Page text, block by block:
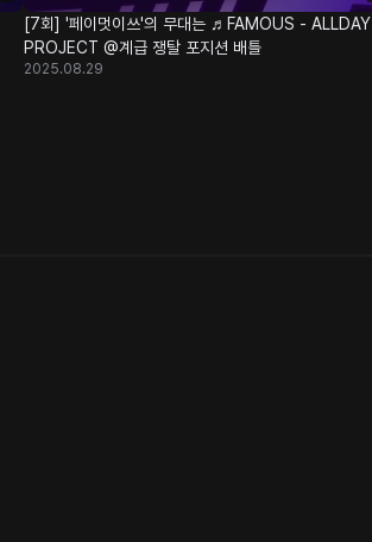
[7회] '페이멋이쓰'의 무대는 ♬FAMOUS - ALLDAY
PROJECT @계급 쟁탈 포지션 배틀
2025.08.29